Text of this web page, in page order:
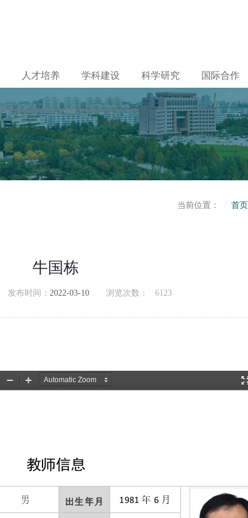
人才培养 学科建设 科学研究 国际合作
当前位置： 首页
牛国栋
发布时间： 2022-03-10 浏览次数： 6123